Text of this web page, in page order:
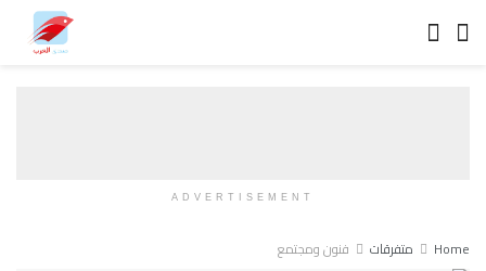
ADVERTISEMENT
Home متفرقات فنون ومجتمع